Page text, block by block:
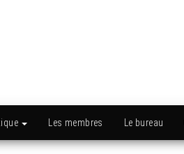
Les membres Le bureau